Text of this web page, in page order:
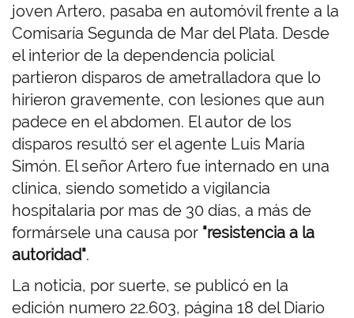
joven Artero, pasaba en automóvil frente a la
Comisaría Segunda de Mar del Plata. Desde
el interior de la dependencia policial
partieron disparos de ametralladora que lo
hirieron gravemente, con lesiones que aun
padece en el abdomen. El autor de los
disparos resultó ser el agente Luis María
Simón. El señor Artero fue internado en una
clínica, siendo sometido a vigilancia
hospitalaria por mas de 30 días, a más de
formársele una causa por "resistencia a la
autoridad".
La noticia, por suerte, se publicó en la
edición numero 22.603, página 18 del Diario